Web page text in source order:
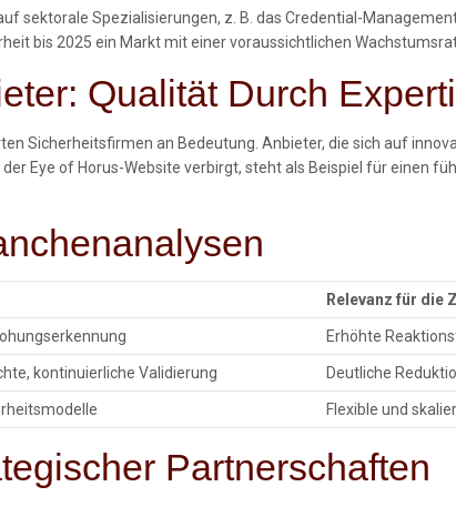
sektorale Spezialisierungen, z. B. das Credential-
bis 2025 ein Markt mit einer voraussichtlichen
Qualität Durch
Sicherheitsfirmen an Bedeutung. Anbieter, die sich auf
Eye of Horus-Website verbirgt, steht als Beispiel für einen
Relevanz für die
Erhöhte
kontinuierliche Validierung Deutliche
Flexible und
Partnerschaften